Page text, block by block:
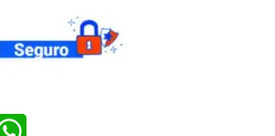
WhatsApp